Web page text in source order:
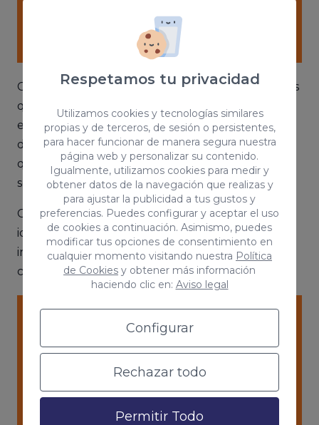
Respetamos tu privacidad
Utilizamos cookies y tecnologías similares
propias y de terceros, de sesión o persistentes,
para hacer funcionar de manera segura nuestra
página web y personalizar su contenido.
Igualmente, utilizamos cookies para medir y
obtener datos de la navegación que realizas y
para ajustar la publicidad a tus gustos y
preferencias. Puedes configurar y aceptar el uso
de cookies a continuación. Asimismo, puedes
modificar tus opciones de consentimiento en
cualquier momento visitando nuestra Política
de Cookies y obtener más información
haciendo clic en: Aviso legal
Configurar
Rechazar todo
Permitir Todo
Como detalle, decir que, el servicio de estadísticas
que tiene Instagram, no registra los clics de los
enlaces que subes. Por ello, para medir el tráfico
de tu cuenta y las conversaciones, es necesario
que busques un rastreador de enlaces por
separado.
Cuando ya hayas añadido el enlace a la historia, el
icono de la cadena te aparecerá resaltado para
indicar que el enlace se ha cargado
correctamente.